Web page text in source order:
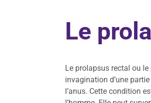
Le
Le prolapsus rectal ou
invagination d’une
l’anus. Cette condition